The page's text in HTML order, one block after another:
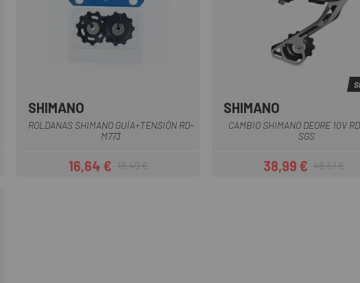
SHIMANO
ROLDANAS SHIMANO GUÍA+TENSIÓN RD-
M773
Precio
16,64 €Precio regular
18,49 €
SHIMANO
CAMBIO SHIMANO DEORE 10V
SGS
Precio
38,99 €Precio regular
48,61 €